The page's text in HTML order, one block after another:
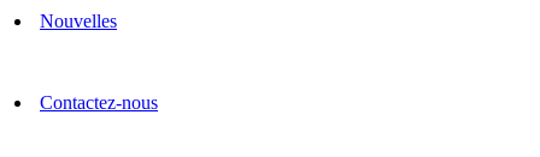
Nouvelles
Contactez-nous